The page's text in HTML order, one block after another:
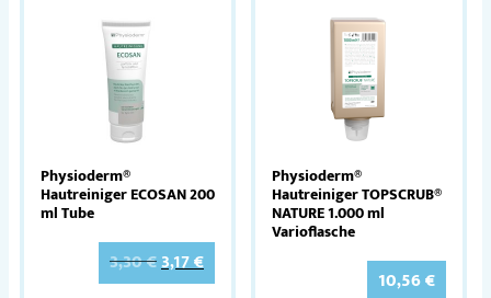
Physioderm®
Hautreiniger ECOSAN 200
ml Tube
3,30€3,17€
Physioderm®
Hautreiniger TOPSCRUB®
NATURE 1.000 ml
Varioflasche
10,56€